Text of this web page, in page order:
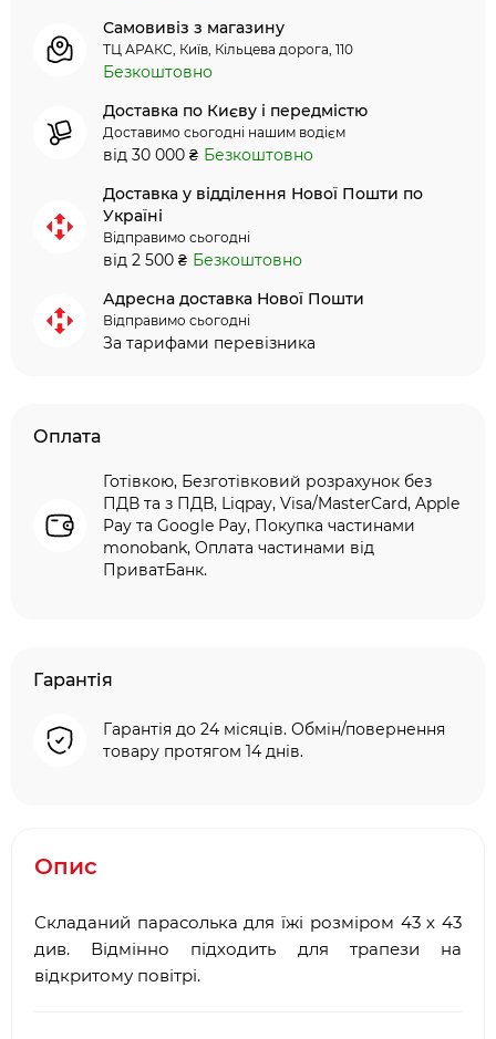
Самовивіз з магазину
ТЦ АРАКС, Київ, Кільцева дорога, 110
Безкоштовно
Доставка по Києву і передмістю
Доставимо сьогодні нашим водієм
від 30 000 ₴ Безкоштовно
Доставка у відділення Нової Пошти по
Україні
Відправимо сьогодні
від 2 500 ₴ Безкоштовно
Адресна доставка Нової Пошти
Відправимо сьогодні
За тарифами перевізника
Оплата
Готівкою, Безготівковий розрахунок без
ПДВ та з ПДВ, Liqpay, Visa/MasterCard, Apple
Pay та Google Pay, Покупка частинами
monobank, Оплата частинами від
ПриватБанк.
Гарантія
Гарантія до 24 місяців. Обмін/повернення
товару протягом 14 днів.
Опис
Складаний парасолька для їжі розміром 43 х 43
див. Відмінно підходить для трапези на
відкритому повітрі.